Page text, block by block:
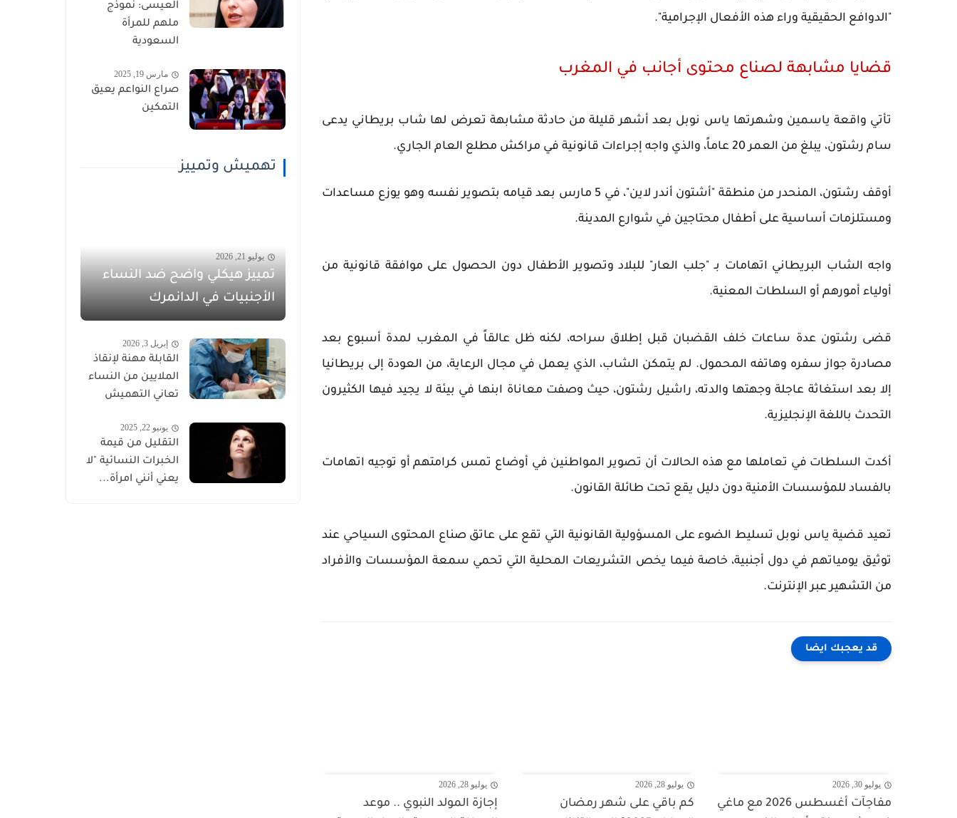
"الدوافع الحقيقية وراء هذه الأفعال الإجرامية".
قضايا مشابهة لصناع محتوى أجانب في المغرب
تأتي واقعة ياسمين وشهرتها ياس نوبل بعد أشهر قليلة من حادثة مشابهة تعرض لها شاب بريطاني يدعى
سام رشتون، يبلغ من العمر 20 عاماً، والذي واجه إجراءات قانونية في مراكش مطلع العام الجاري.
أوقف رشتون، المنحدر من منطقة "أشتون أندر لاين"، في 5 مارس بعد قيامه بتصوير نفسه وهو يوزع مساعدات
ومستلزمات أساسية على أطفال محتاجين في شوارع المدينة.
واجه الشاب البريطاني اتهامات بـ "جلب العار" للبلاد وتصوير الأطفال دون الحصول على موافقة قانونية من
أولياء أمورهم أو السلطات المعنية.
قضى رشتون عدة ساعات خلف القضبان قبل إطلاق سراحه، لكنه ظل عالقاً في المغرب لمدة أسبوع بعد
مصادرة جواز سفره وهاتفه المحمول. لم يتمكن الشاب، الذي يعمل في مجال الرعاية، من العودة إلى بريطانيا
إلا بعد استغاثة عاجلة وجهتها والدته، راشيل رشتون، حيث وصفت معاناة ابنها في بيئة لا يجيد فيها الكثيرون
التحدث باللغة الإنجليزية.
أكدت السلطات في تعاملها مع هذه الحالات أن تصوير المواطنين في أوضاع تمس كرامتهم أو توجيه اتهامات
بالفساد للمؤسسات الأمنية دون دليل يقع تحت طائلة القانون.
تعيد قضية ياس نوبل تسليط الضوء على المسؤولية القانونية التي تقع على عاتق صناع المحتوى السياحي عند
توثيق يومياتهم في دول أجنبية، خاصة فيما يخص التشريعات المحلية التي تحمي سمعة المؤسسات والأفراد
من التشهير عبر الإنترنت.
قد يعجبك ايضا
يوليو 30, 2026
مفاجآت أغسطس 2026 مع ماغي
يوليو 28, 2026
كم باقي على شهر رمضان
يوليو 28, 2026
إجازة المولد النبوي .. موعد
العيسى: نموذج
ملهم للمرأة
السعودية
مارس 19, 2025
صراع النواعم يعيق
التمكين
تهميش وتمييز
يوليو 21, 2026
تمييز هيكلي واضح ضد النساء
الأجنبيات في الدانمرك
إبريل 3, 2026
القابلة مهنة لإنقاذ
الملايين من النساء
تعاني التهميش
يونيو 22, 2025
التقليل من قيمة
الخبرات النسائية "لا
يعني أنني امرأة...